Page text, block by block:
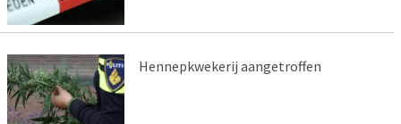
Hennepkwekerij aangetroffen